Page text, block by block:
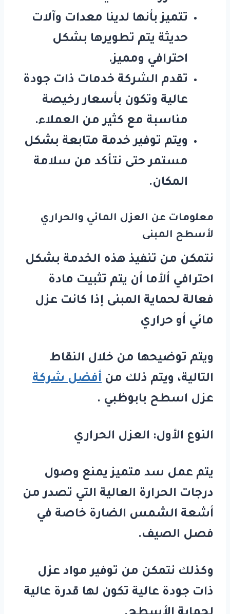
تتميز بأنها لدينا معدات وآلات
حديثة يتم تطويرها بشكل
احترافي ومميز.
تقدم الشركة خدمات ذات جودة
عالية وتكون بأسعار رخيصة
مناسبة مع كثير من العملاء.
ويتم توفير خدمة متابعة بشكل
مستمر حتى نتـأكد من سلامة
المكان.
معلومات عن العزل المائي والحراري
لأسطح المبنى
نتمكن من تنفيذ هذه الخدمة بشكل
احترافي ألأما أن يتم تثبيت مادة
فعالة لحماية المبنى إذا كانت عزل
مائي أو حراري
ويتم توضيحها من خلال النقاط
التالية، ويتم ذلك من أفضل شركة
عزل اسطح بابوظبي .
النوع الأول: العزل الحراري
يتم عمل سد متميز يمنع وصول
درجات الحرارة العالية التي تصدر من
أشعة الشمس الضارة خاصة في
فصل الصيف.
وكذلك نتمكن من توفير مواد عزل
ذات جودة عالية تكون لها قدرة عالية